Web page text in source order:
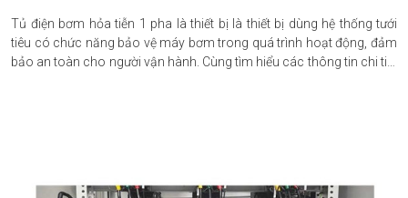
Tủ điện bơm hỏa tiễn 1 pha là thiết bị là thiết bị dùng hệ thống tưới
tiêu có chức năng bảo vệ máy bơm trong quá trình hoạt động, đảm
bảo an toàn cho người vận hành. Cùng tìm hiểu các thông tin chi tiết